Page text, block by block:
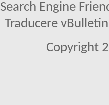
Search Engine
Traducere
Copyright